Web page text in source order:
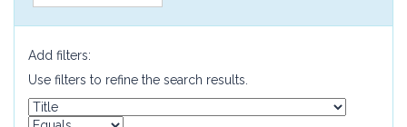
Add filters:
Use filters to refine the search results.